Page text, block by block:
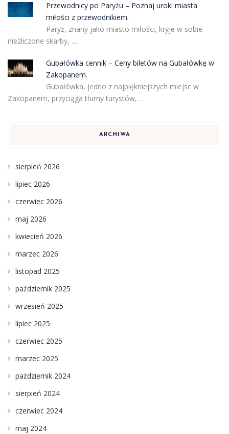
Przewodnicy po Paryżu – Poznaj uroki miasta
miłości z przewodnikiem.
Paryż, znany jako miasto miłości, kryje w sobie
niezliczone skarby, …
Gubałówka cennik – Ceny biletów na Gubałówkę w
Zakopanem.
Gubałówka, jedno z najpiękniejszych miejsc w
Zakopanem, przyciąga tłumy turystów, …
ARCHIWA
sierpień 2026
lipiec 2026
czerwiec 2026
maj 2026
kwiecień 2026
marzec 2026
listopad 2025
październik 2025
wrzesień 2025
lipiec 2025
czerwiec 2025
marzec 2025
październik 2024
sierpień 2024
czerwiec 2024
maj 2024